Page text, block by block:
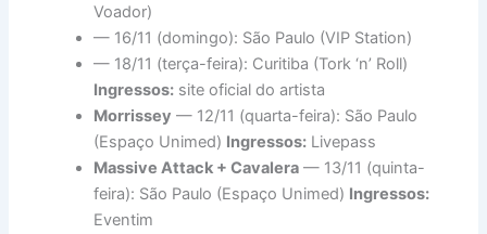
Voador)
— 16/11 (domingo): São Paulo (VIP Station)
— 18/11 (terça-feira): Curitiba (Tork ‘n’ Roll)
Ingressos: site oficial do artista
Morrissey — 12/11 (quarta-feira): São Paulo
(Espaço Unimed) Ingressos: Livepass
Massive Attack + Cavalera — 13/11 (quinta-
feira): São Paulo (Espaço Unimed) Ingressos:
Eventim